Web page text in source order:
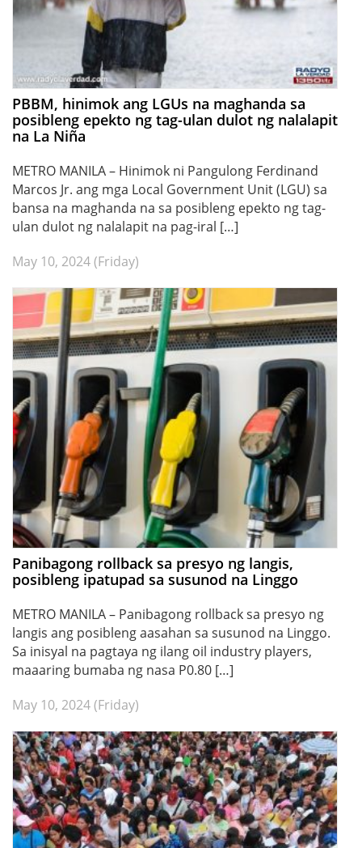
PBBM, hinimok ang LGUs na maghanda sa
posibleng epekto ng tag-ulan dulot ng nalalapit
na La Niña
METRO MANILA – Hinimok ni Pangulong Ferdinand
Marcos Jr. ang mga Local Government Unit (LGU) sa
bansa na maghanda na sa posibleng epekto ng tag-
ulan dulot ng nalalapit na pag-iral […]
May 10, 2024 (Friday)
Panibagong rollback sa presyo ng langis,
posibleng ipatupad sa susunod na Linggo
METRO MANILA – Panibagong rollback sa presyo ng
langis ang posibleng aasahan sa susunod na Linggo.
Sa inisyal na pagtaya ng ilang oil industry players,
maaaring bumaba ng nasa P0.80 […]
May 10, 2024 (Friday)